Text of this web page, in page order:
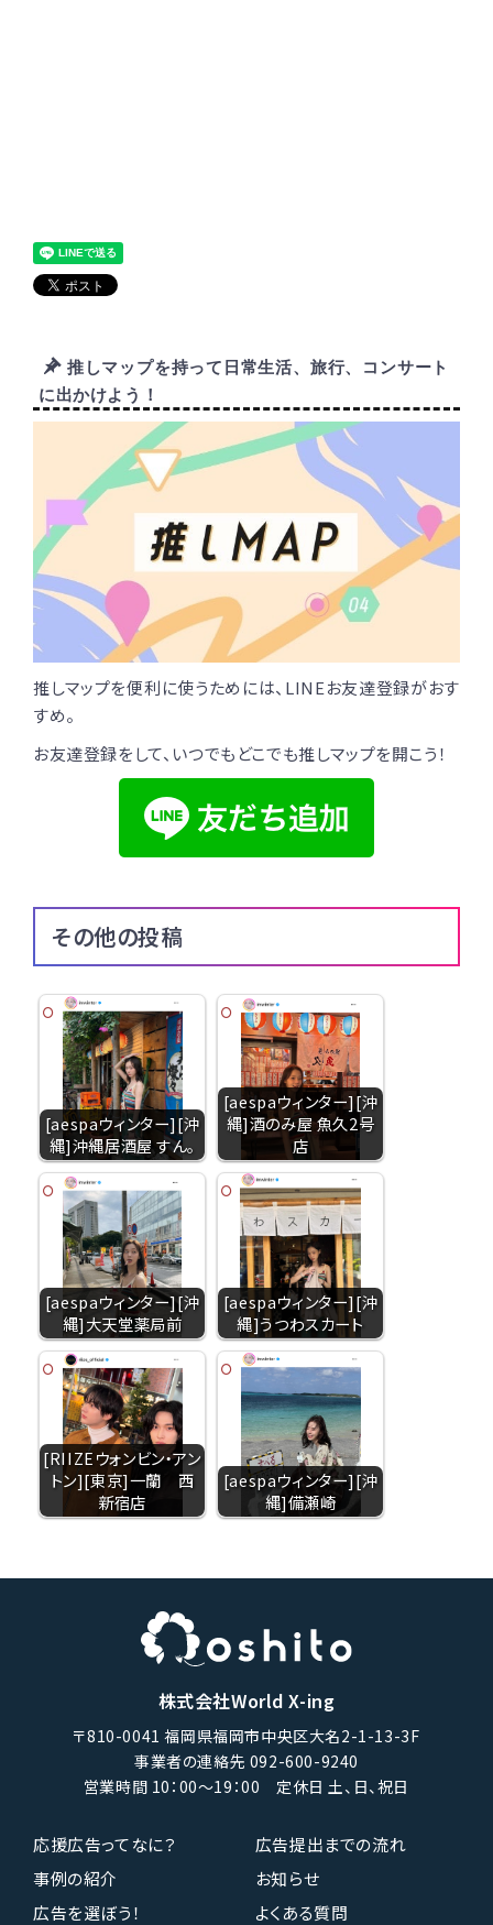
推しマップを持って日常生活、旅行、コンサート
に出かけよう！
推しマップを便利に使うためには、LINEお友達登録がおす
すめ。
お友達登録をして、いつでもどこでも推しマップを開こう！
その他の投稿
[aespaウィンター][沖
縄]沖縄居酒屋 すん。
[aespaウィンター][沖
縄]酒のみ屋 魚久2号
店
[aespaウィンター][沖
縄]大天堂薬局前
[aespaウィンター][沖
縄]うつわスカート
[RIIZEウォンビン・アン
トン][東京]一蘭 西
新宿店
[aespaウィンター][沖
縄]備瀬崎
株式会社World X-ing
〒810-0041 福岡県福岡市中央区大名2-1-13-3F
事業者の連絡先 092-600-9240
営業時間 10：00〜19：00 定休日 土、日、祝日
応援広告ってなに？
広告提出までの流れ
事例の紹介
お知らせ
広告を選ぼう！
よくある質問